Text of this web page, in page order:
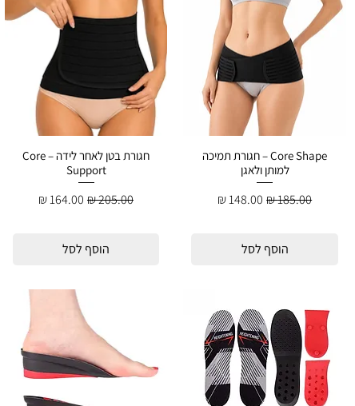
Core Shape – חגורת תמיכה
למותן ולאגן
מחיר רגיל‏185.00 ‏₪ מחיר מבצע
הוסף לסל
חגורת בטן לאחר לידה – Core
Support
מחיר רגיל מחיר מבצע
הוסף לסל